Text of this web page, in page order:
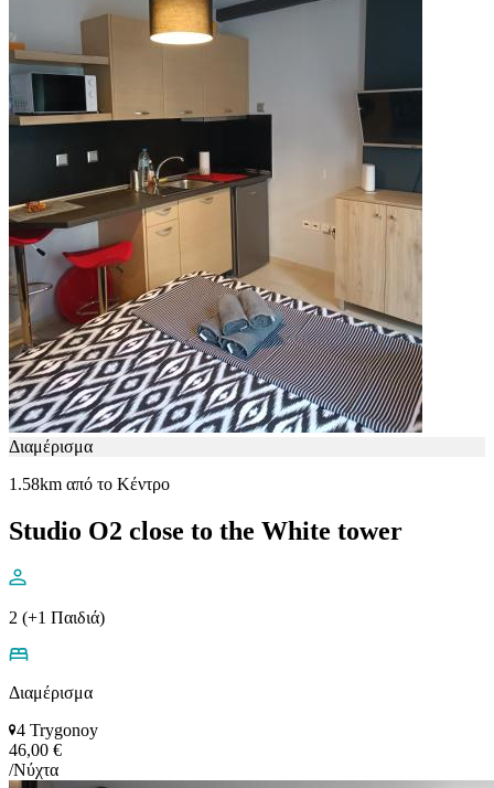
Διαμέρισμα
1.58km από το Κέντρο
Studio O2 close to the White tower
2 (+1 Παιδιά)
Διαμέρισμα
4 Trygonoy
46,00 €
/Νύχτα